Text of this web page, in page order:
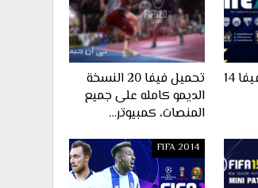
احدث باتش 2020 لفيفا 14
تحميل فيفا 20 النسخة
الديمو كامله على جميع
المنصات، كمبيوتر…
FIFA 2014